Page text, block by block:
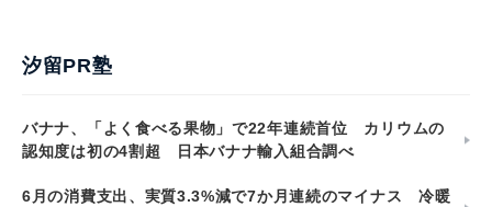
汐留PR塾
バナナ、「よく食べる果物」で22年連続首位 カリウムの
認知度は初の4割超 日本バナナ輸入組合調べ
6月の消費支出、実質3.3%減で7か月連続のマイナス 冷暖